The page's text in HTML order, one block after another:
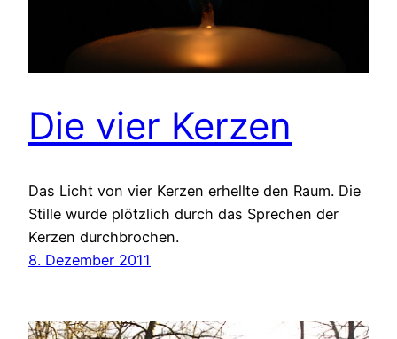
Die vier Kerzen
Das Licht von vier Kerzen erhellte den Raum. Die
Stille wurde plötzlich durch das Sprechen der
Kerzen durchbrochen.
8. Dezember 2011